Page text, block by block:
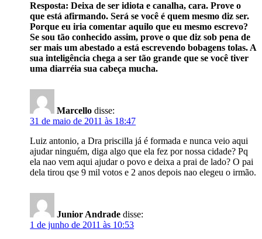
Resposta: Deixa de ser idiota e canalha, cara. Prove o
que está afirmando. Será se você é quem mesmo diz ser.
Porque eu iria comentar aquilo que eu mesmo escrevo?
Se sou tão conhecido assim, prove o que diz sob pena de
ser mais um abestado a está escrevendo bobagens tolas. A
sua inteligência chega a ser tão grande que se você tiver
uma diarréia sua cabeça mucha.
Marcello disse:
31 de maio de 2011 às 18:47
Luiz antonio, a Dra priscilla já é formada e nunca veio aqui
ajudar ninguém, diga algo que ela fez por nossa cidade? Pq
ela nao vem aqui ajudar o povo e deixa a prai de lado? O pai
dela tirou qse 9 mil votos e 2 anos depois nao elegeu o irmão.
Junior Andrade disse:
1 de junho de 2011 às 10:53